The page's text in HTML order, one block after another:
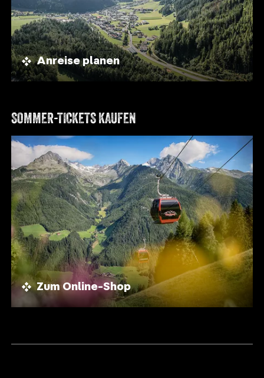
Anreise planen
SOMMER-TICKETS KAUFEN
Zum Online-Shop